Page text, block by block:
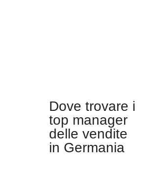
Dove trovare i
top manager
delle vendite
in Germania